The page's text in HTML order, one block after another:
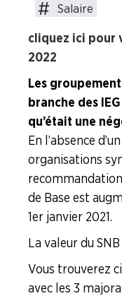
A la "Une"
Les extraits du Mag
COVID 19
Les extraits du CFDT
ENTREPRISES
NOS
SERVICES
Salaire
cliquez ici pour
2022
Les
branche des
qu’était une
En l’absence
organisations
recommandation
de Base est
1er janvier 2021.
La valeur du
Vous trouverez
avec les 3